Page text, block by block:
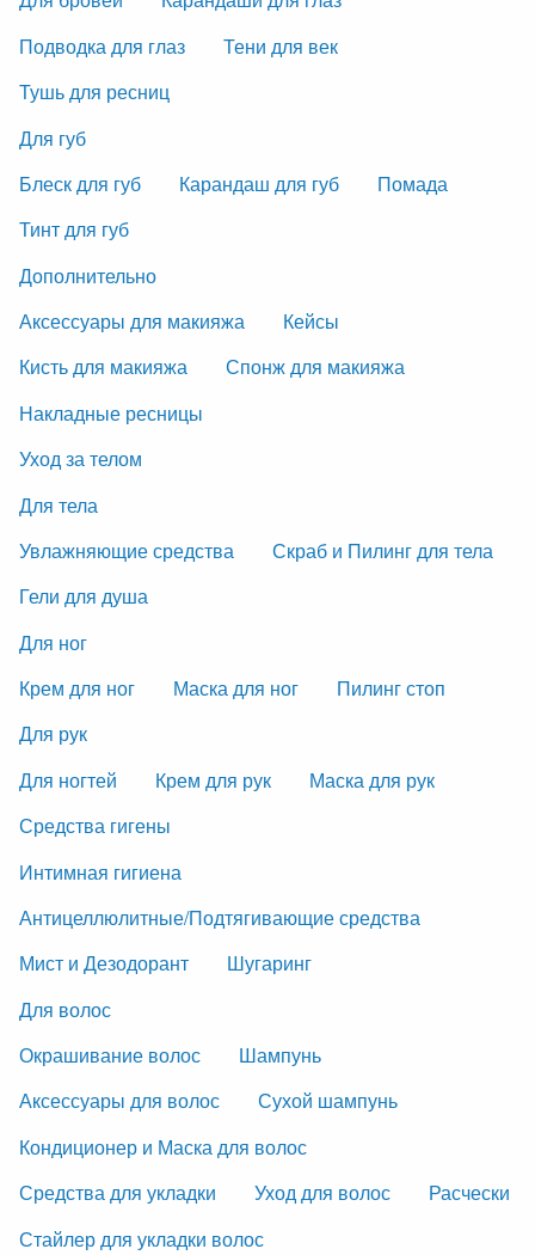
Подводка для глаз
Тени для век
Тушь для ресниц
Для губ
Блеск для губ
Карандаш для губ
Помада
Тинт для губ
Дополнительно
Аксессуары для макияжа
Кейсы
Кисть для макияжа
Спонж для макияжа
Накладные ресницы
Уход за телом
Для тела
Увлажняющие средства
Скраб и Пилинг для тела
Гели для душа
Для ног
Крем для ног
Маска для ног
Пилинг стоп
Для рук
Для ногтей
Крем для рук
Маска для рук
Средства гигены
Интимная гигиена
Антицеллюлитные/Подтягивающие средства
Мист и Дезодорант
Шугаринг
Для волос
Окрашивание волос
Шампунь
Аксессуары для волос
Сухой шампунь
Кондиционер и Маска для волос
Средства для укладки
Уход для волос
Расчески
Стайлер для укладки волос